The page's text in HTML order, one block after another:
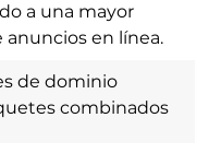
a una mayor
en línea.
de dominio
combinados